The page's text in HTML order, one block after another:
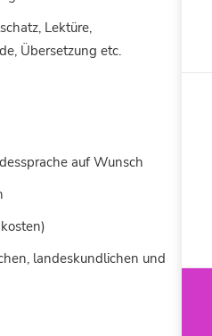
Lektüre,
Übersetzung etc.
auf Wunsch
landeskundlichen und